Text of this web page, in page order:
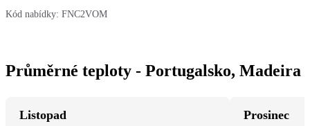
Kód nabídky: FNC2VOM
Průměrné teploty - Portugalsko, Madeira
Listopad
Prosinec